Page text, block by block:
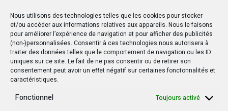
Nous utilisons des technologies telles que les cookies pour stocker
et/ou accéder aux informations relatives aux appareils. Nous le faisons
pour améliorer l’expérience de navigation et pour afficher des publicités
(non-)personnalisées. Consentir à ces technologies nous autorisera à
traiter des données telles que le comportement de navigation ou les ID
uniques sur ce site. Le fait de ne pas consentir ou de retirer son
consentement peut avoir un effet négatif sur certaines fonctonnalités et
caractéristiques.
Fonctionnel Toujours activé
Jean-Noël Barrot, chef de la diplomatie
française en RDC : une visite sous haute
tension
30 janvier 2025
Goma sous le feu : la situation humanitaire se
28 janvier 2025